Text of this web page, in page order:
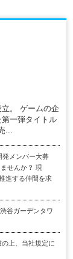
。 ゲームの企
一弾タイトル
...
発メンバー大募
せんか？ 現
進する仲間を求
谷ガーデンタワ
上、当社規定に